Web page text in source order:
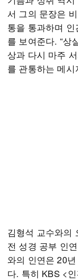
서 그의 문장은
통을 통과하며
를 보여준다. “상
상과 다시 마주
를 관통하는 메시
김형석 교수와의
전 성경 공부 인
와의 인연은 20
다. 특히 KBS <